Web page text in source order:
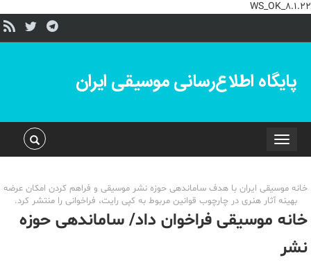
WS_OK_8.1.22
پایگاه اطلاع‌رسانی موسیقی ایران
Toggle
navigation
خانه موسیقی ایران با هدف ساماندهی حوزه نشر موسیقی و فراهم کردن امکان عرضه
بهینه آثار هنری در چارچوب قوانین مربوط به کپی رایت، فراخوانی را منتشر کرد.
خانه موسیقی فراخوان داد/ ساماندهی حوزه
نشر